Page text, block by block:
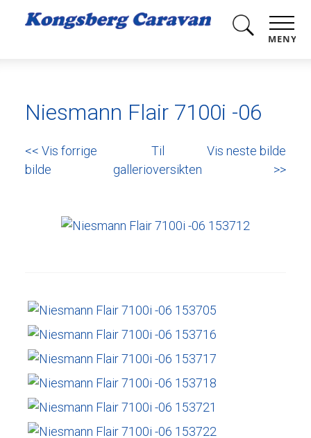
MENY
Niesmann Flair 7100i -06
<< Vis forrige
bilde
Til
gallerioversikten
Vis neste bilde
>>